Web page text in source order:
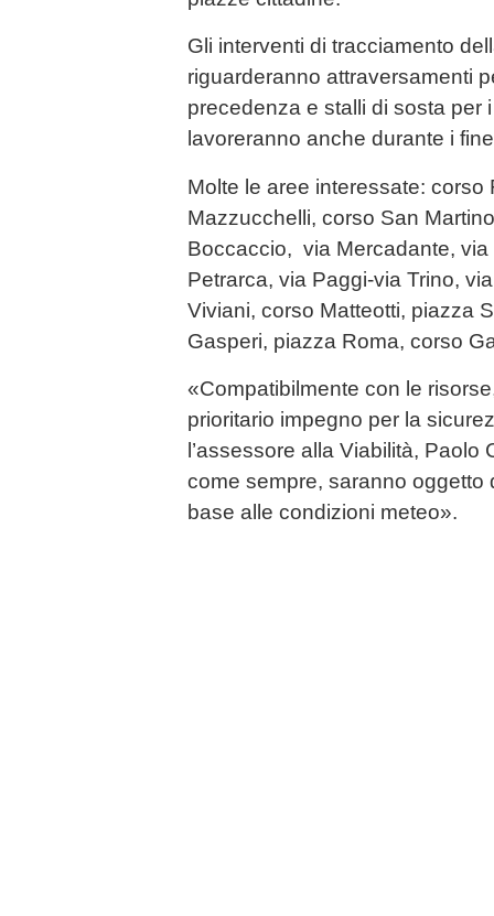
Gli interventi di tracciamento
riguarderanno attraversamenti
precedenza e stalli di sosta per
lavoreranno anche durante i
Molte le aree interessate: corso
Mazzucchelli, corso San
Boccaccio, via Mercadante,
Petrarca, via Paggi-via Trino,
Viviani, corso Matteotti, piazza
Gasperi, piazza Roma, corso
«Compatibilmente con le
prioritario impegno per la
l’assessore alla Viabilità, Paolo
come sempre, saranno oggetto
base alle condizioni meteo».